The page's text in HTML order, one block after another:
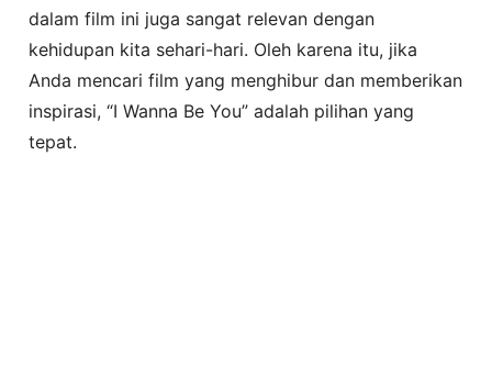
dalam film ini juga sangat relevan dengan
kehidupan kita sehari-hari. Oleh karena itu, jika
Anda mencari film yang menghibur dan memberikan
inspirasi, “I Wanna Be You” adalah pilihan yang
tepat.